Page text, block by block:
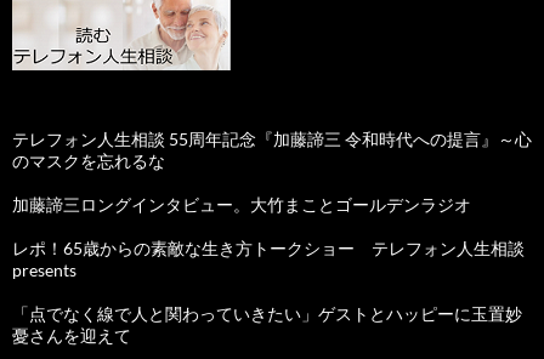
テレフォン人生相談 55周年記念『加藤諦三 令和時代への提言』～心
のマスクを忘れるな
加藤諦三ロングインタビュー。大竹まことゴールデンラジオ
レポ！65歳からの素敵な生き方トークショー テレフォン人生相談
presents
「点でなく線で人と関わっていきたい」ゲストとハッピーに玉置妙
憂さんを迎えて